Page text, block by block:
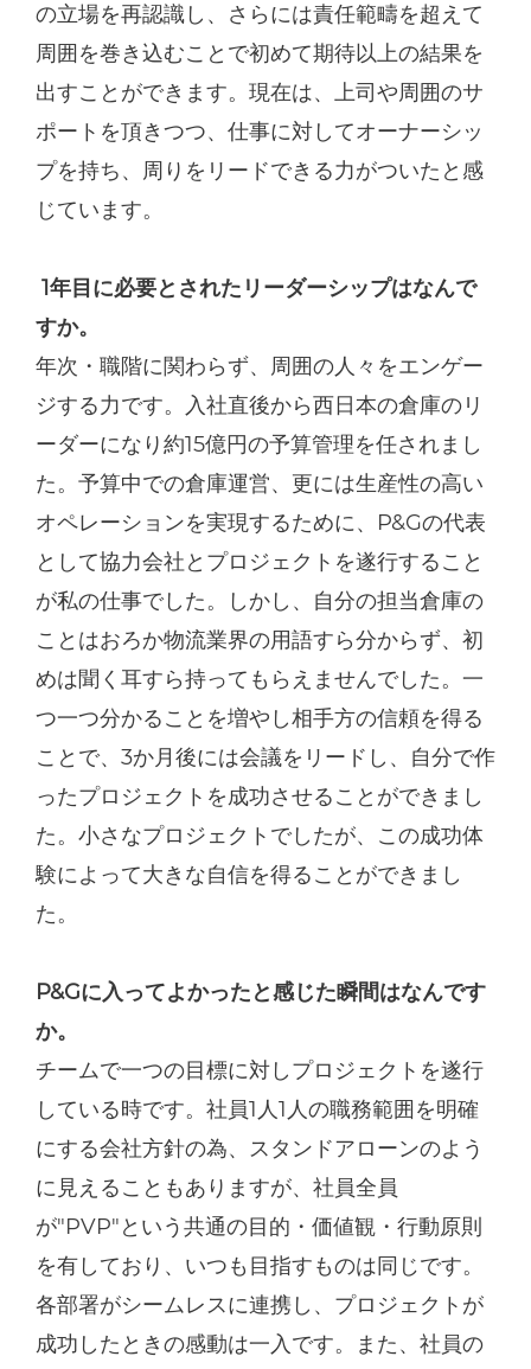
の立場を再認識し、さらには責任範疇を超えて
周囲を巻き込むことで初めて期待以上の結果を
出すことができます。現在は、上司や周囲のサ
ポートを頂きつつ、仕事に対してオーナーシッ
プを持ち、周りをリードできる力がついたと感
じています。
1年目に必要とされたリーダーシップはなんで
すか。
年次・職階に関わらず、周囲の人々をエンゲー
ジする力です。入社直後から西日本の倉庫のリ
ーダーになり約15億円の予算管理を任されまし
た。予算中での倉庫運営、更には生産性の高い
オペレーションを実現するために、P&Gの代表
として協力会社とプロジェクトを遂行すること
が私の仕事でした。しかし、自分の担当倉庫の
ことはおろか物流業界の用語すら分からず、初
めは聞く耳すら持ってもらえませんでした。一
つ一つ分かることを増やし相手方の信頼を得る
ことで、3か月後には会議をリードし、自分で作
ったプロジェクトを成功させることができまし
た。小さなプロジェクトでしたが、この成功体
験によって大きな自信を得ることができまし
た。
P&Gに入ってよかったと感じた瞬間はなんです
か。
チームで一つの目標に対しプロジェクトを遂行
している時です。社員1人1人の職務範囲を明確
にする会社方針の為、スタンドアローンのよう
に見えることもありますが、社員全員
が"PVP"という共通の目的・価値観・行動原則
を有しており、いつも目指すものは同じです。
各部署がシームレスに連携し、プロジェクトが
成功したときの感動は一入です。また、社員の